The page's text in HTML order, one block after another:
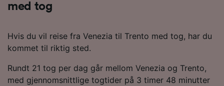
med tog
Hvis du vil reise fra Venezia til Trento med tog, har du
kommet til riktig sted.
Rundt 21 tog per dag går mellom Venezia og Trento,
med gjennomsnittlige togtider på 3 timer 48 minutter